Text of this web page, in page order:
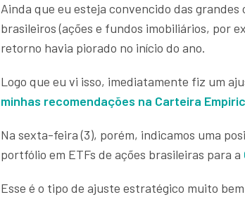
Ainda que eu esteja convencido das
brasileiros (ações e fundos imobiliários, por
retorno havia piorado no início do ano.
Logo que eu vi isso, imediatamente fiz um
minhas recomendações na Carteira
Na sexta-feira (3), porém, indicamos uma
portfólio em ETFs de ações brasileiras para a
Esse é o tipo de ajuste estratégico muito